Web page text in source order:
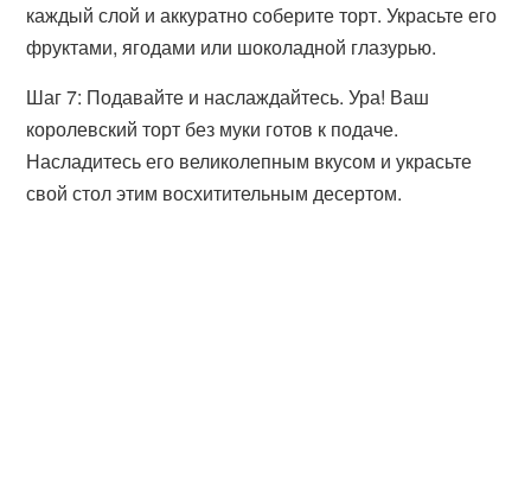
каждый слой и аккуратно соберите торт. Украсьте его
фруктами, ягодами или шоколадной глазурью.
Шаг 7: Подавайте и наслаждайтесь. Ура! Ваш
королевский торт без муки готов к подаче.
Насладитесь его великолепным вкусом и украсьте
свой стол этим восхитительным десертом.